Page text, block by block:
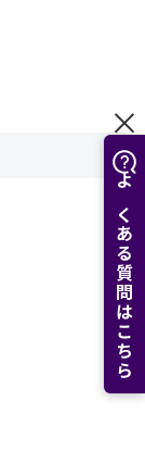
よくある質問はこちら